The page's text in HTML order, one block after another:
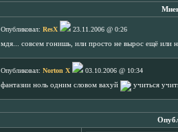
Опубликовал: ResX
23.11.2006 @ 0:26
мдя... совсем гонишь, или просто не вырос ещё или
Опубликовал: Norton X
03.10.2006 @ 10:34
фантазии ноль одним словом вахуй
учиться